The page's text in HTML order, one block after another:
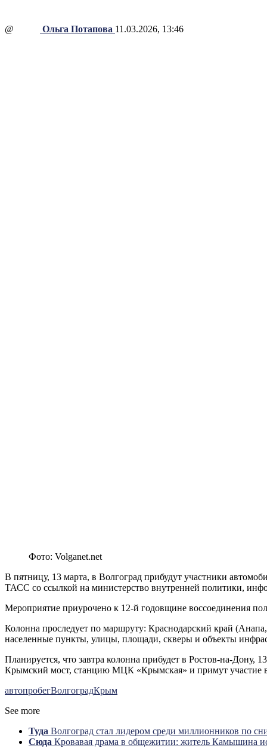
@ Ольга Потапова 11.03.2026, 13:46
Фото: Volganet.net
В пятницу, 13 марта, в Волгоград прибудут участники
ТАСС со ссылкой на министерство внутренней политики,
Мероприятие приурочено к 12-й годовщине воссоединения
Колонна проследует по маршруту: Краснодарский край
населенные пункты, улицы, площади, скверы и объекты
Планируется, что завтра колонна прибудет в Ростов-на-Дону,
Крымский мост, станцию МЦК «Крымская» и примут участие
автопробегВолгоградКрым
See more
Туда Волгоград стал лидером среди миллионников по
Сюда Кровавая драма в общежитии: житель Камышина